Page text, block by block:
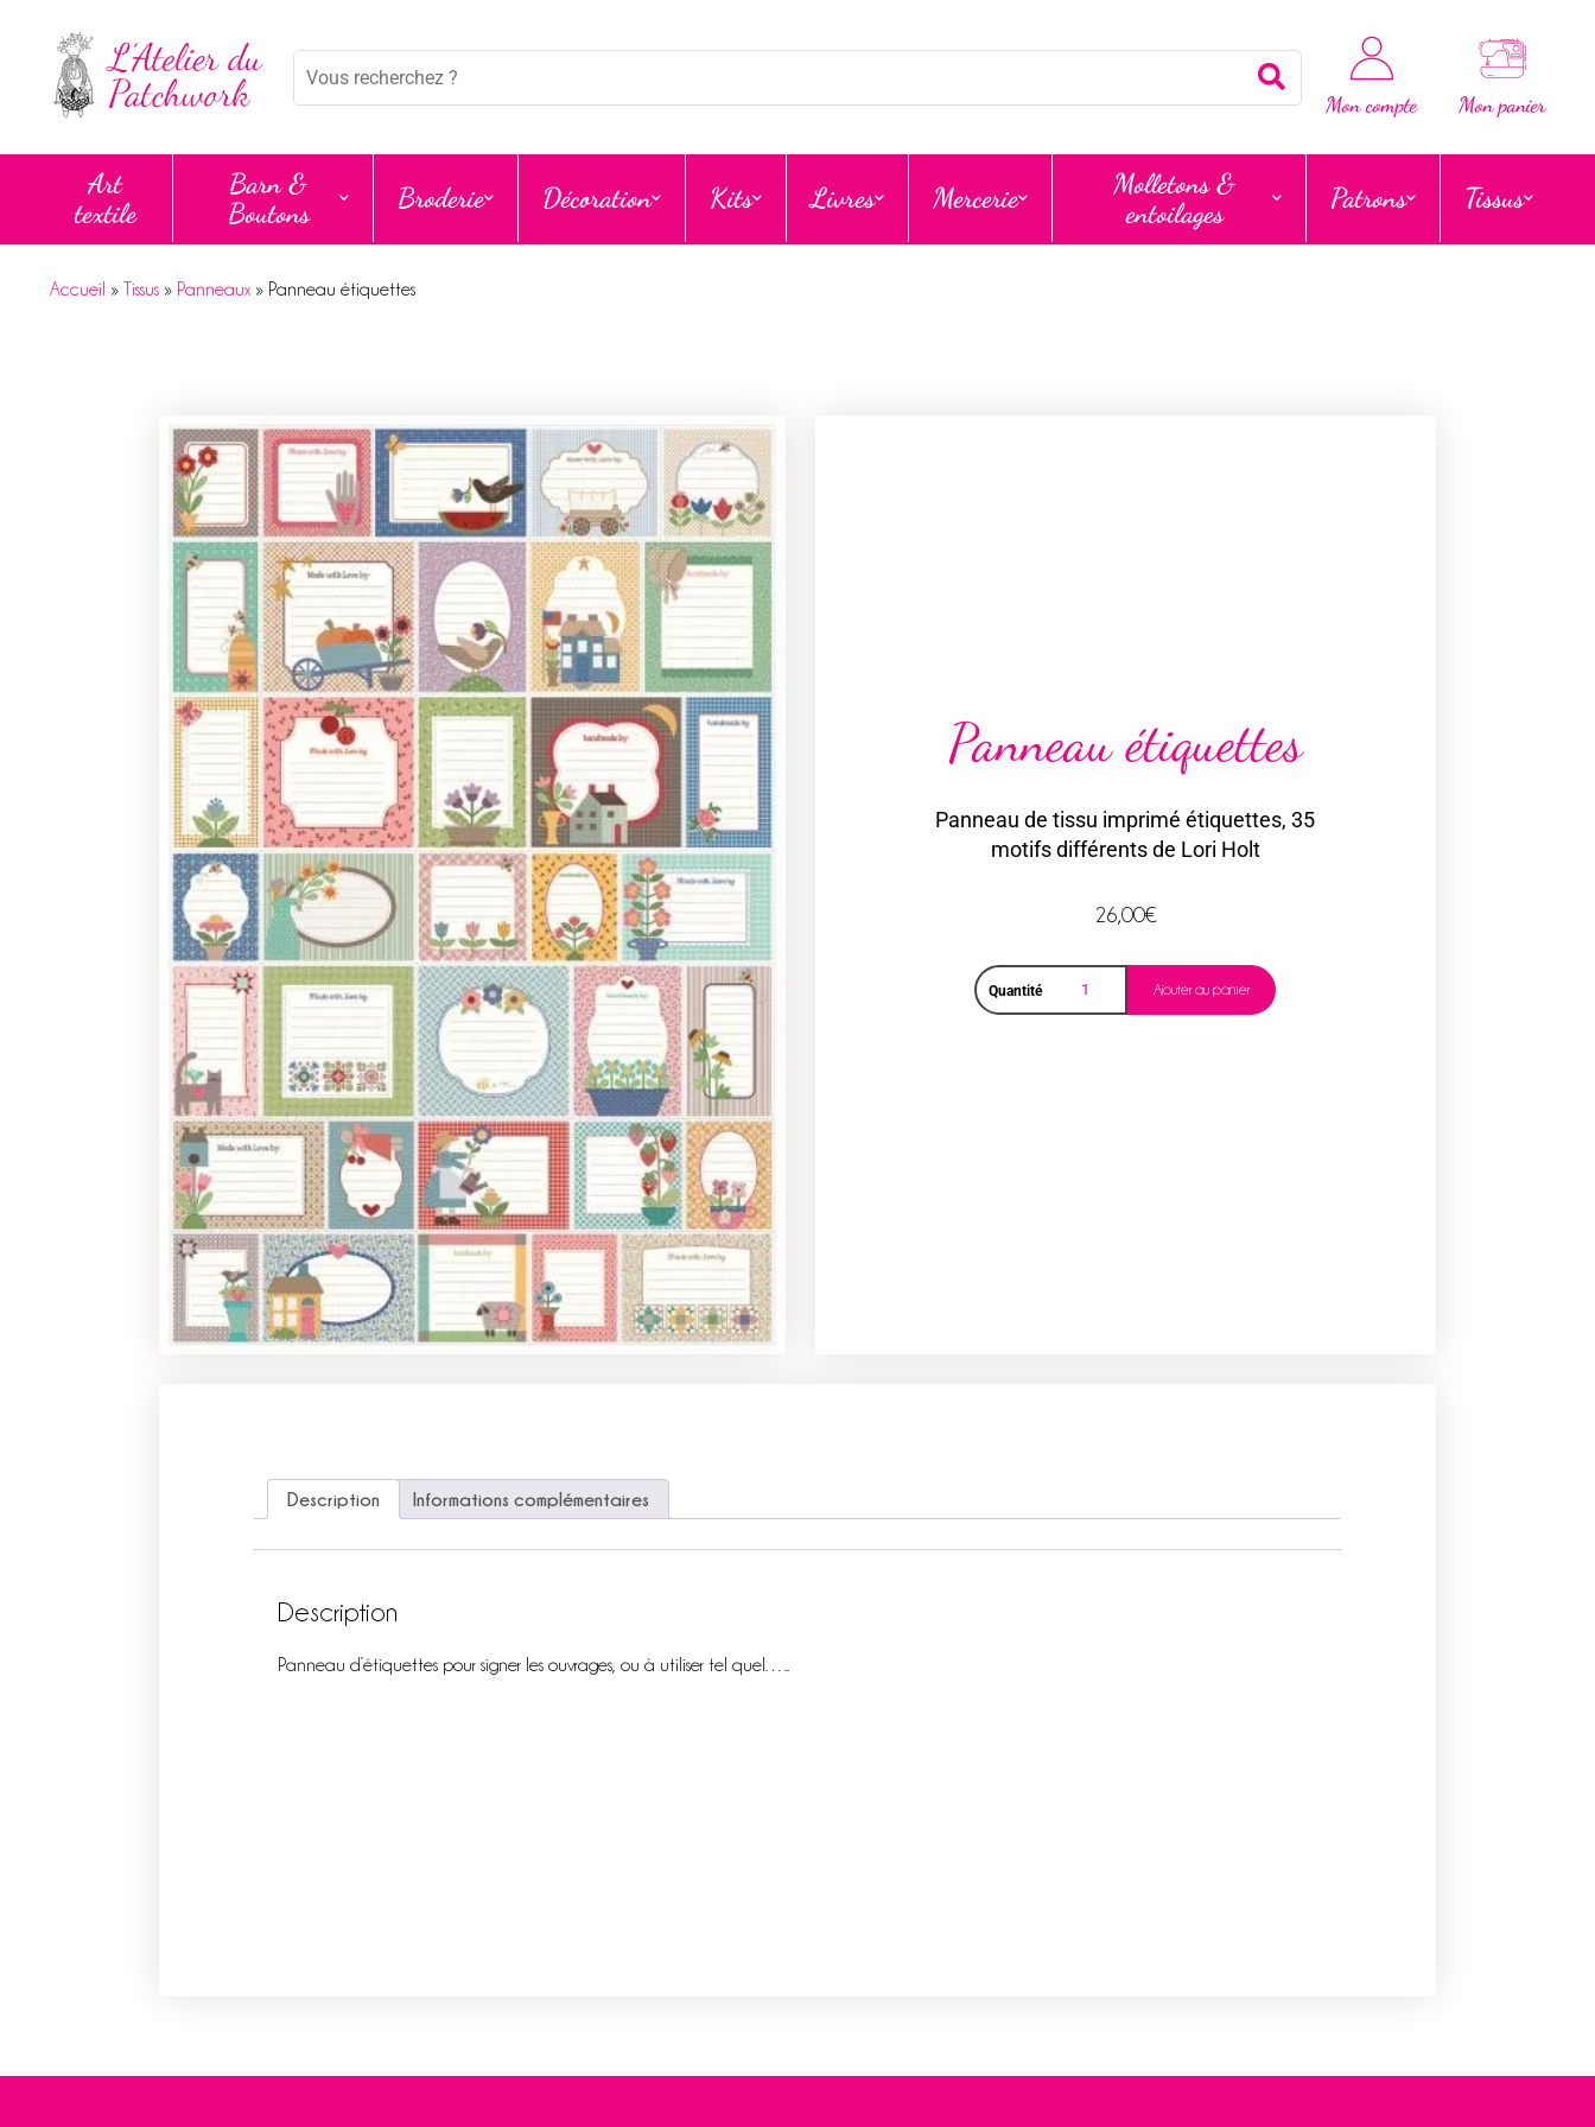
Mots
Rechercher
Mon compte Mon panier
Art
textile
Barn &
Boutons
Broderie Décoration Kits Livres Mercerie
Molletons &
entoilages
Patrons Tissus
Accueil » Tissus » Panneaux » Panneau étiquettes
Panneau étiquettes
Panneau de tissu imprimé étiquettes, 35
motifs différents de Lori Holt
26,00€
Quantité Ajouter au panier
Description Informations complémentaires
Description
Panneau d’étiquettes pour signer les ouvrages, ou à utiliser tel quel…..